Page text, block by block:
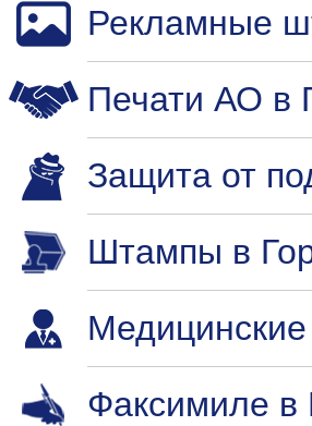
Рекламные
Печати АО в
Защита от
Штампы в
Медицинские
Факсимиле в